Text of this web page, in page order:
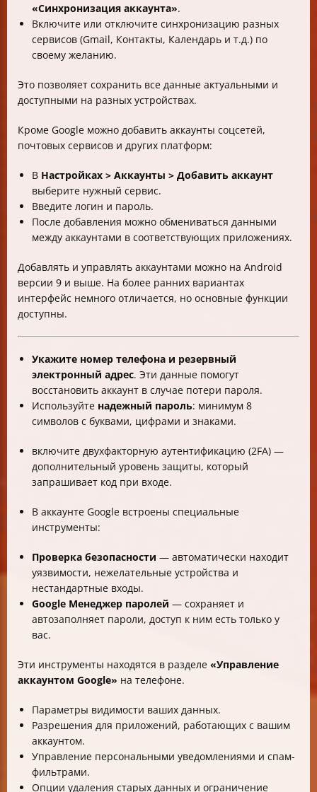
«Синхронизация аккаунта».
Включите или отключите синхронизацию разных
сервисов (Gmail, Контакты, Календарь и т.д.) по
своему желанию.
Это позволяет сохранить все данные актуальными и
доступными на разных устройствах.
Кроме Google можно добавить аккаунты соцсетей,
почтовых сервисов и других платформ:
В Настройках > Аккаунты > Добавить аккаунт
выберите нужный сервис.
Введите логин и пароль.
После добавления можно обмениваться данными
между аккаунтами в соответствующих приложениях.
Добавлять и управлять аккаунтами можно на Android
версии 9 и выше. На более ранних вариантах
интерфейс немного отличается, но основные функции
доступны.
Укажите номер телефона и резервный
электронный адрес. Эти данные помогут
восстановить аккаунт в случае потери пароля.
Используйте надежный пароль: минимум 8
символов с буквами, цифрами и знаками.
включите двухфакторную аутентификацию (2FA) —
дополнительный уровень защиты, который
запрашивает код при входе.
В аккаунте Google встроены специальные
инструменты:
Проверка безопасности — автоматически находит
уязвимости, нежелательные устройства и
нестандартные входы.
Google Менеджер паролей — сохраняет и
автозаполняет пароли, доступ к ним есть только у
вас.
Эти инструменты находятся в разделе «Управление
аккаунтом Google» на телефоне.
Параметры видимости ваших данных.
Разрешения для приложений, работающих с вашим
аккаунтом.
Управление персональными уведомлениями и спам-
фильтрами.
Опции удаления старых данных и ограничение